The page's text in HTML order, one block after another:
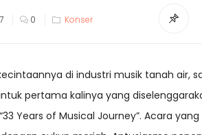
0 Konser
di industri musik tanah air,
pertama kalinya yang
Years of Musical Journey”. Acara